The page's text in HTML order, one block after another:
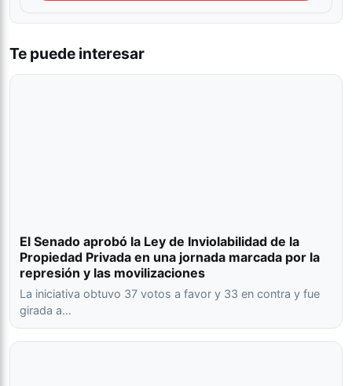
Te puede interesar
El Senado aprobó la Ley de Inviolabilidad de la
Propiedad Privada en una jornada marcada por la
represión y las movilizaciones
La iniciativa obtuvo 37 votos a favor y 33 en contra y fue
girada a…